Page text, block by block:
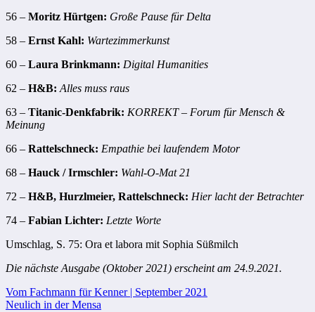
56 – Moritz Hürtgen: Große Pause für Delta
58 – Ernst Kahl: Wartezimmerkunst
60 – Laura Brinkmann: Digital Humanities
62 – H&B: Alles muss raus
63 – Titanic-Denkfabrik: KORREKT – Forum für Mensch &
Meinung
66 – Rattelschneck: Empathie bei laufendem Motor
68 – Hauck / Irmschler: Wahl-O-Mat 21
72 – H&B, Hurzlmeier, Rattelschneck: Hier lacht der Betrachter
74 – Fabian Lichter: Letzte Worte
Umschlag, S. 75: Ora et labora mit Sophia Süßmilch
Die nächste Ausgabe (Oktober 2021) erscheint am 24.9.2021.
Beitragsnavigation
Vom Fachmann für Kenner | September 2021
Neulich in der Mensa